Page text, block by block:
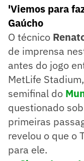
'Viemos para
Gaúcho
O técnico
de imprensa
antes do jogo
MetLife
semifinal do
questionado
primeiras
revelou o que o
para ele.